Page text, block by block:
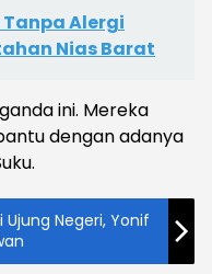
Alergi
Nias Barat
ini. Mereka
dengan adanya
Negeri, Yonif